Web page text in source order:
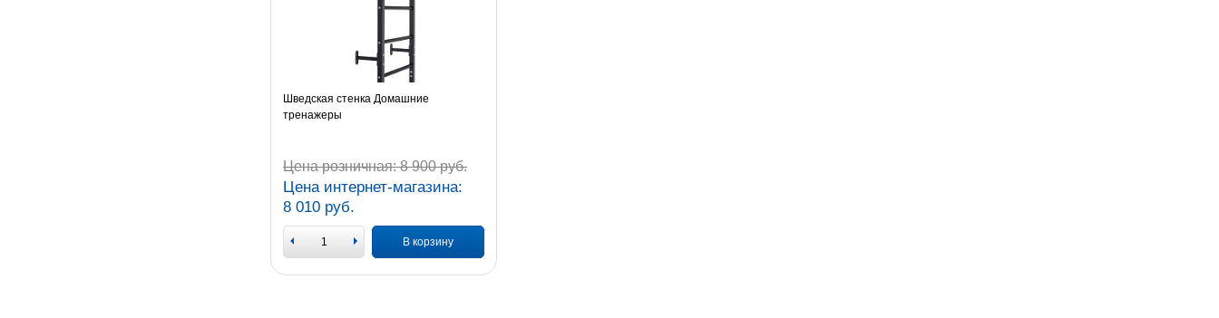
Шведская стенка Домашние
тренажеры
Цена розничная:8 900 руб.
Цена интернет-магазина:
8 010 руб.
В корзину